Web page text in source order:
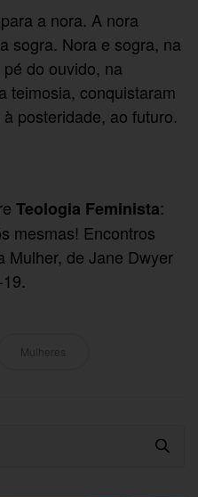
a nora. A nora
sogra. Nora e sogra, na
do ouvido, na
teimosia, conquistaram
posteridade, ao futuro.
Teologia Feminista:
mesmas! Encontros
Mulher, de Jane Dwyer